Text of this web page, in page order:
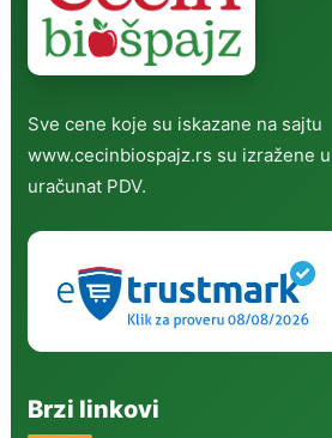
Sve cene koje su iskazane na sajtu
www.cecinbiospajz.rs su izražene
uračunat PDV.
Brzi linkovi